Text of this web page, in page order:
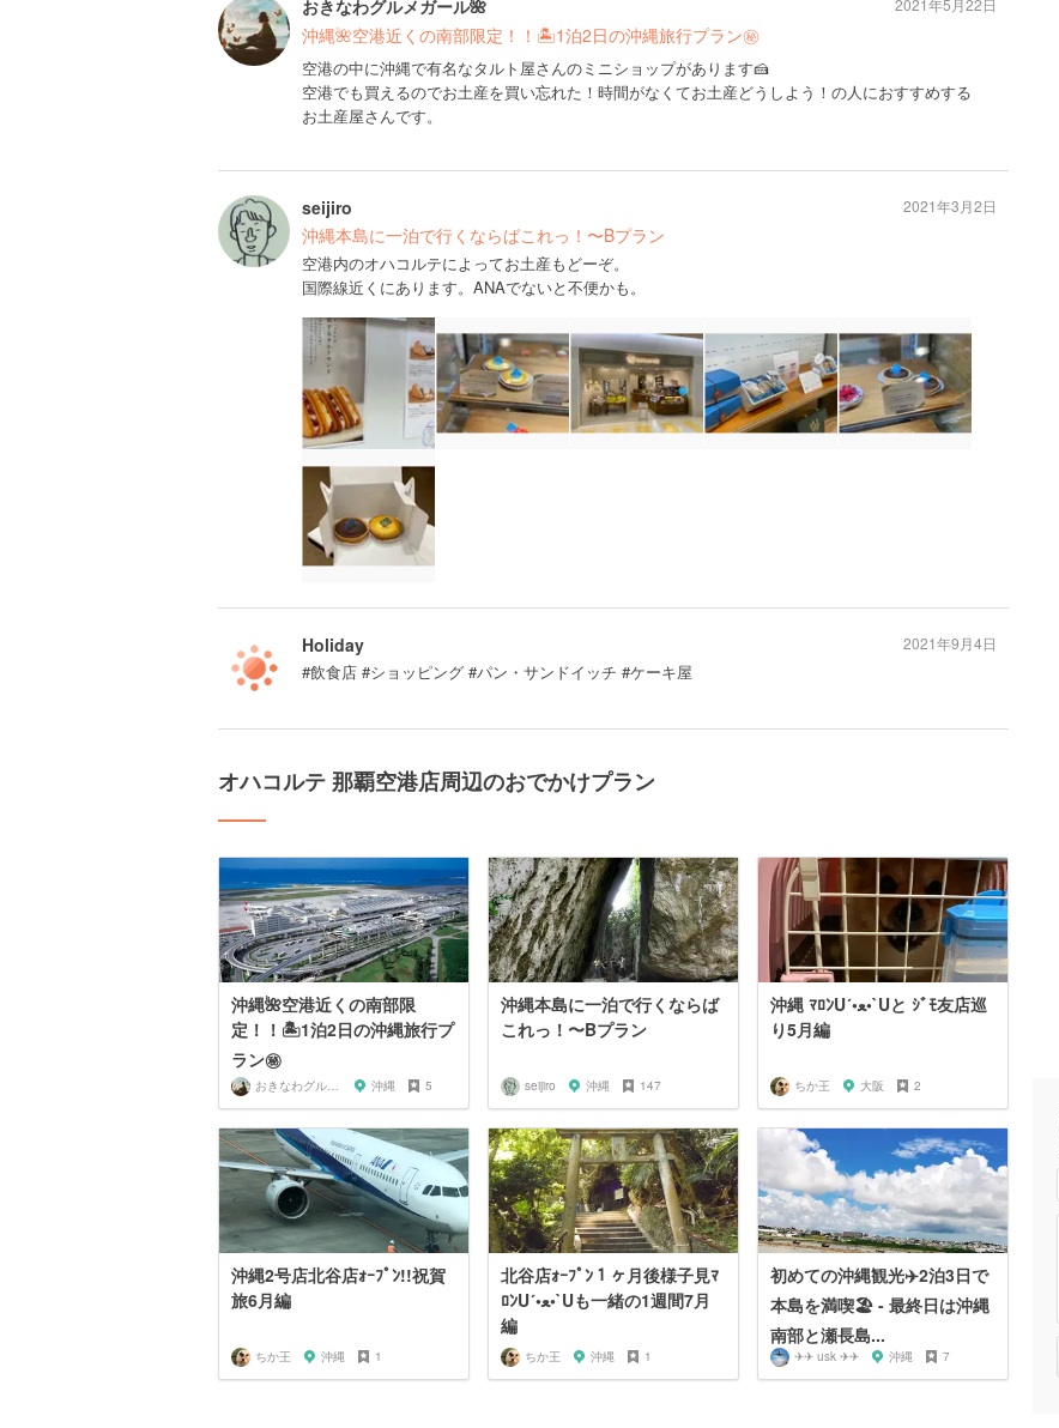
おきなわグルメガール🌺
沖縄🌺空港近くの南部限定！！🏝1泊2日の沖縄旅行プラン㊙️
空港の中に沖縄で有名なタルト屋さんのミニショップがあります🍰
空港でも買えるのでお土産を買い忘れた！時間がなくてお土産どうしよう！の人におすすめする
お土産屋さんです。
2021年5月22日
seijiro
沖縄本島に一泊で行くならばこれっ！〜Bプラン
空港内のオハコルテによってお土産もどーぞ。
国際線近くにあります。ANAでないと不便かも。
2021年3月2日
Holiday
#飲食店 #ショッピング #パン・サンドイッチ #ケーキ屋
2021年9月4日
オハコルテ 那覇空港店周辺のおでかけプラン
沖縄🌺空港近くの南部限
定！！🏝1泊2日の沖縄旅行プ
ラン㊙️
おきなわグルメガール🌺 沖縄 5
沖縄本島に一泊で行くならば
これっ！〜Bプラン
seijiro 沖縄 147
沖縄 ﾏﾛﾝU´•ﻌ•`Uと ｼﾞﾓ友店巡
り5月編
ちか王 大阪 2
沖縄2号店北谷店ｫｰﾌﾟﾝ!!祝賀
旅6月編
ちか王 沖縄 1
北谷店ｫｰﾌﾟﾝ１ヶ月後様子見ﾏ
ﾛﾝU´•ﻌ•`Uも一緒の1週間7月
編
ちか王 沖縄 1
初めての沖縄観光✈️2泊3日で
本島を満喫🏖 - 最終日は沖縄
南部と瀬長島...
✈✈ usk ✈✈ 沖縄 7